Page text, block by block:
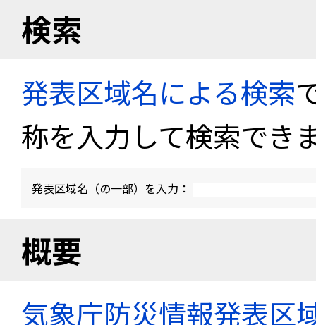
検索
発表区域名による検索
称を入力して検索でき
発表区域名（の一部）を入力：
概要
気象庁防災情報発表区